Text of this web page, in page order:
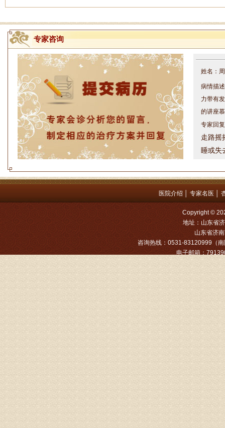
专家咨询
姓名：
病情描
力带有
的讲座
专家回
走路摇
睡或失
问题都
是：
姓名：
病情描
专家回
姓名：
病情描
专家回
姓名：
病情描
专家回
物灌注
由于你
姓名：
病情描
专家回
医院介绍 专家名医
Copyright ©
地址：山东省
山东省济南
咨询热线：0531-83120999（
电子邮箱：